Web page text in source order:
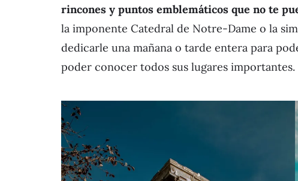
rincones y puntos emblemáticos que no te
la imponente Catedral de Notre-Dame o la
dedicarle una mañana o tarde entera para
poder conocer todos sus lugares importantes.